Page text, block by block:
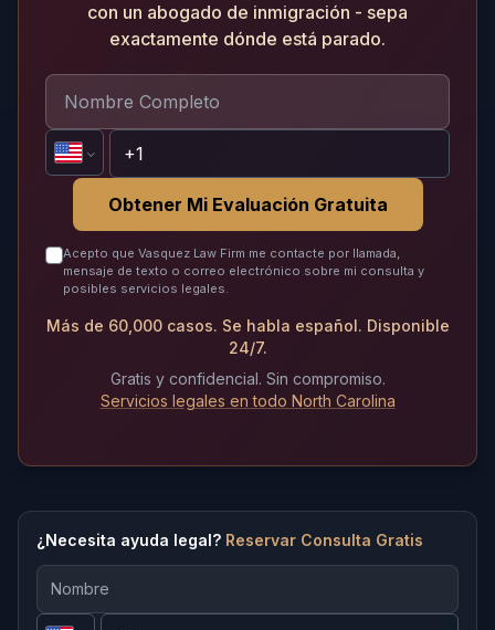
con un abogado de inmigración - sepa
exactamente dónde está parado.
Obtener Mi Evaluación Gratuita
Acepto que Vasquez Law Firm me contacte por llamada,
mensaje de texto o correo electrónico sobre mi consulta y
posibles servicios legales.
Más de 60,000 casos. Se habla español. Disponible
24/7.
Gratis y confidencial. Sin compromiso.
Servicios legales en todo North Carolina
¿Necesita ayuda legal? Reservar Consulta Gratis